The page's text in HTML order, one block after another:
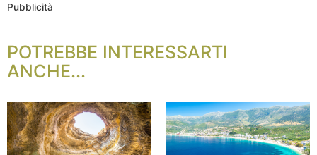
Pubblicità
POTREBBE INTERESSARTI
ANCHE...